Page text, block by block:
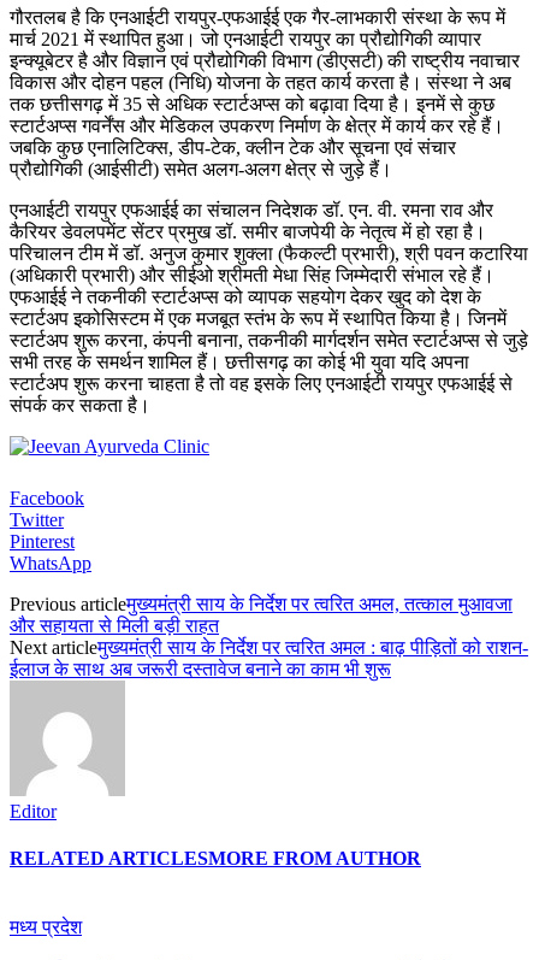
गौरतलब है कि एनआईटी रायपुर-एफआईई एक गैर-लाभकारी संस्था के रूप में
मार्च 2021 में स्थापित हुआ। जो एनआईटी रायपुर का प्रौद्योगिकी व्यापार
इन्क्यूबेटर है और विज्ञान एवं प्रौद्योगिकी विभाग (डीएसटी) की राष्ट्रीय नवाचार
विकास और दोहन पहल (निधि) योजना के तहत कार्य करता है। संस्था ने अब
तक छत्तीसगढ़ में 35 से अधिक स्टार्टअप्स को बढ़ावा दिया है। इनमें से कुछ
स्टार्टअप्स गवर्नेंस और मेडिकल उपकरण निर्माण के क्षेत्र में कार्य कर रहे हैं।
जबकि कुछ एनालिटिक्स, डीप-टेक, क्लीन टेक और सूचना एवं संचार
प्रौद्योगिकी (आईसीटी) समेत अलग-अलग क्षेत्र से जुड़े हैं।
एनआईटी रायपुर एफआईई का संचालन निदेशक डॉ. एन. वी. रमना राव और
कैरियर डेवलपमेंट सेंटर प्रमुख डॉ. समीर बाजपेयी के नेतृत्व में हो रहा है।
परिचालन टीम में डॉ. अनुज कुमार शुक्ला (फैकल्टी प्रभारी), श्री पवन कटारिया
(अधिकारी प्रभारी) और सीईओ श्रीमती मेधा सिंह जिम्मेदारी संभाल रहे हैं।
एफआईई ने तकनीकी स्टार्टअप्स को व्यापक सहयोग देकर खुद को देश के
स्टार्टअप इकोसिस्टम में एक मजबूत स्तंभ के रूप में स्थापित किया है। जिनमें
स्टार्टअप शुरू करना, कंपनी बनाना, तकनीकी मार्गदर्शन समेत स्टार्टअप्स से जुड़े
सभी तरह के समर्थन शामिल हैं। छत्तीसगढ़ का कोई भी युवा यदि अपना
स्टार्टअप शुरू करना चाहता है तो वह इसके लिए एनआईटी रायपुर एफआईई से
संपर्क कर सकता है।
Facebook
Twitter
Pinterest
WhatsApp
Previous articleमुख्यमंत्री साय के निर्देश पर त्वरित अमल, तत्काल मुआवजा
और सहायता से मिली बड़ी राहत
Next articleमुख्यमंत्री साय के निर्देश पर त्वरित अमल : बाढ़ पीड़ितों को राशन-
ईलाज के साथ अब जरूरी दस्तावेज बनाने का काम भी शुरू
Editor
RELATED ARTICLESMORE FROM AUTHOR
मध्य प्रदेश